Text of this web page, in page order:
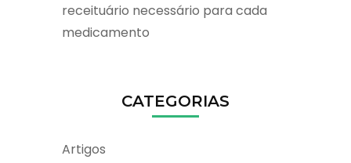
receituário necessário para cada
medicamento
CATEGORIAS
Artigos